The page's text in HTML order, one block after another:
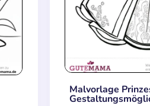
Malvorlage